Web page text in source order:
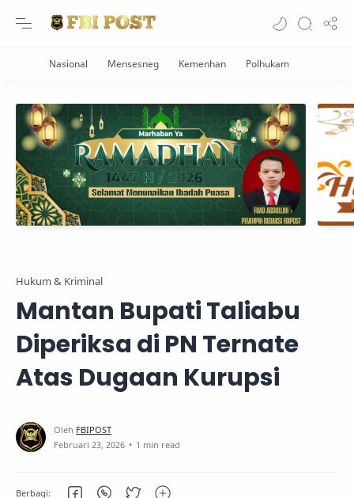
Hukum & Kriminal
Mantan Bupati Taliabu
Diperiksa di PN Ternate
Atas Dugaan Kurupsi
1 min read